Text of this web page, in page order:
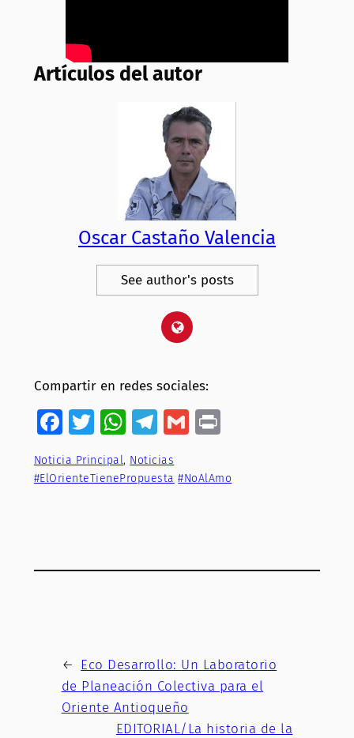
Artículos del autor
Oscar Castaño Valencia
See author's posts
Compartir en redes sociales:
Facebook
Twitter
WhatsApp
Telegram
GmailPrint
Noticia Principal, Noticias
#ElOrienteTienePropuesta #NoAlAmo
← Eco Desarrollo: Un Laboratorio
de Planeación Colectiva para el
Oriente Antioqueño
EDITORIAL/La historia de la